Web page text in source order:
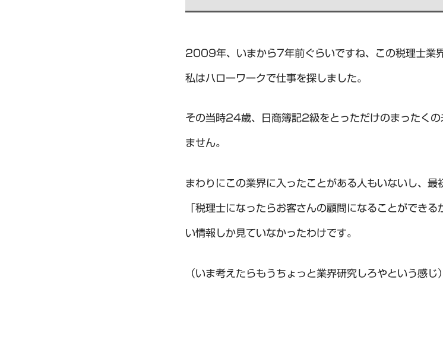
2009年、いまから7年前ぐらいですね、この税理士業
私はハローワークで仕事を探しました。
その当時24歳、日商簿記2級をとっただけのまったくの
ません。
まわりにこの業界に入ったことがある人もいないし、最
「税理士になったらお客さんの顧問になることができ
い情報しか見ていなかったわけです。
（いま考えたらもうちょっと業界研究しろやという感じ）